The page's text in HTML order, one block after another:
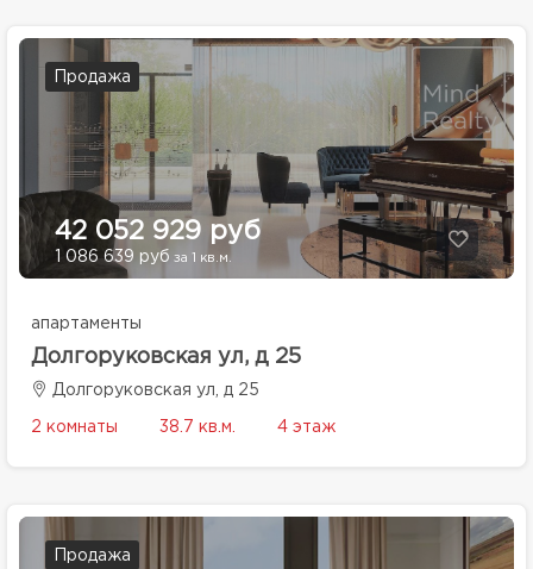
Продажа
42 052 929 руб
1 086 639 руб за 1 кв.м.
апартаменты
Долгоруковская ул, д 25
Долгоруковская ул, д 25
2 комнаты 38.7 кв.м. 4 этаж
Продажа